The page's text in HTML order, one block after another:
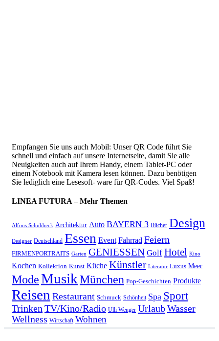
Empfangen Sie uns auch Mobil: Unser QR Code führt Sie
schnell und einfach auf unsere Internetseite, damit Sie alle
Neuigkeiten auch auf Ihrem Handy, einem Tablet-PC oder
einem Notebook mit Kamera lesen können. Dazu benötigen
Sie lediglich eine Lesesoft- ware für QR-Codes. Viel Spaß!
LINEA FUTURA – Mehr Themen
Alfons Schuhbeck Architektur Auto BAYERN 3 Bücher Design
Designer Deutschland Essen Event Fahrrad Feiern
FIRMENPORTRAITS Garten GENIESSEN Golf Hotel Kino
Kochen Kollektion Kunst Küche Künstler Literatur Luxus Meer
ModeMusikMünchen Pop-Geschichten Produkte
Reisen Restaurant Schmuck Schönheit Spa Sport
TrinkenTV/Kino/Radio Ulli Wenger UrlaubWasser
Wellness Wirtschaft Wohnen